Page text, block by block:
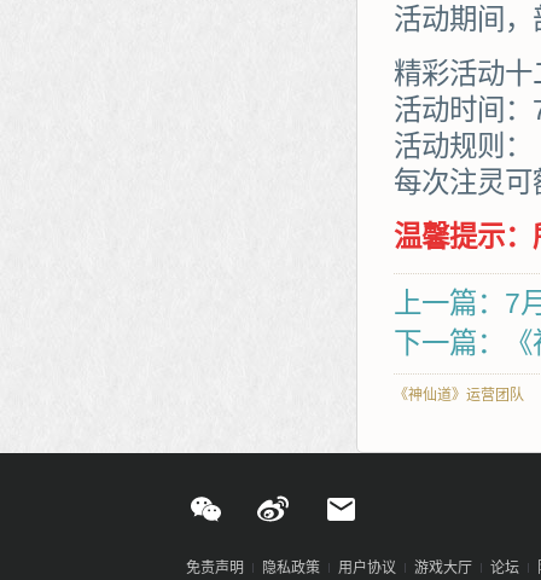
活动期间
精彩活动十
活动时间
活动规则：
每次注灵
温馨提示
上一篇：7
下一篇：
《神仙道》运营团队
免责声明 隐私政策 用户协议 游戏大厅 论坛